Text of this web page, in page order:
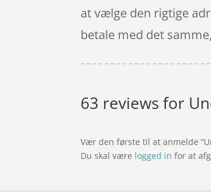
at vælge den rigtige
betale med det
63 reviews for
Vær den første til at anmelde
Du skal være logged in for at